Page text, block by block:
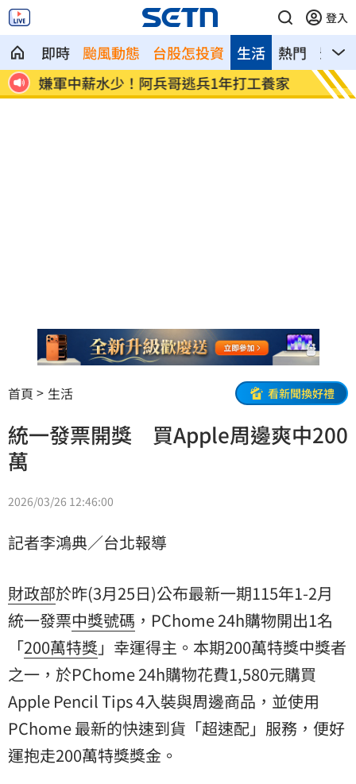
登入
即時 颱風動態 台股怎投資 熱門 影音
生活
嫌軍中薪水少！阿兵哥逃兵1年打工養家
輝達
施
首頁 生活 看新聞換好禮
統一發票開獎 買Apple周邊爽中200
萬
2026/03/26 12:46:00
記者李鴻典／台北報導
財政部於昨(3月25日)公布最新一期115年1-2月
統一發票中獎號碼 ，PChome 24h購物開出1名
「200萬特獎」幸運得主。本期200萬特獎中獎者
之一，於PChome 24h購物花費1,580元購買
Apple Pencil Tips 4入裝與周邊商品，並使用
PChome 最新的快速到貨「超速配」服務，便好
運抱走200萬特獎獎金。